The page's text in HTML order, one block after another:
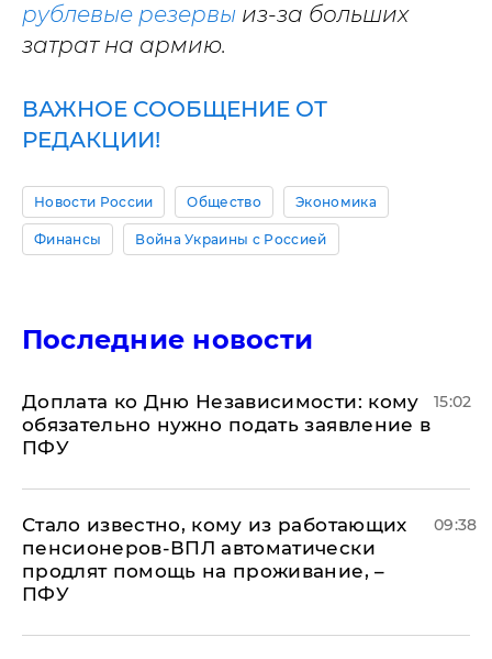
рублевые резервы из-за больших
затрат на армию.
ВАЖНОЕ СООБЩЕНИЕ ОТ
РЕДАКЦИИ!
Новости России Общество Экономика
Финансы Война Украины с Россией
Последние новости
Доплата ко Дню Независимости: кому
обязательно нужно подать заявление в
ПФУ
15:02
Стало известно, кому из работающих
пенсионеров-ВПЛ автоматически
продлят помощь на проживание, –
ПФУ
09:38